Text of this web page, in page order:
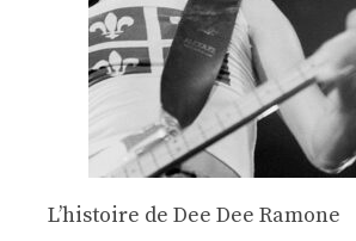
Lʼhistoire de Dee Dee Ramone